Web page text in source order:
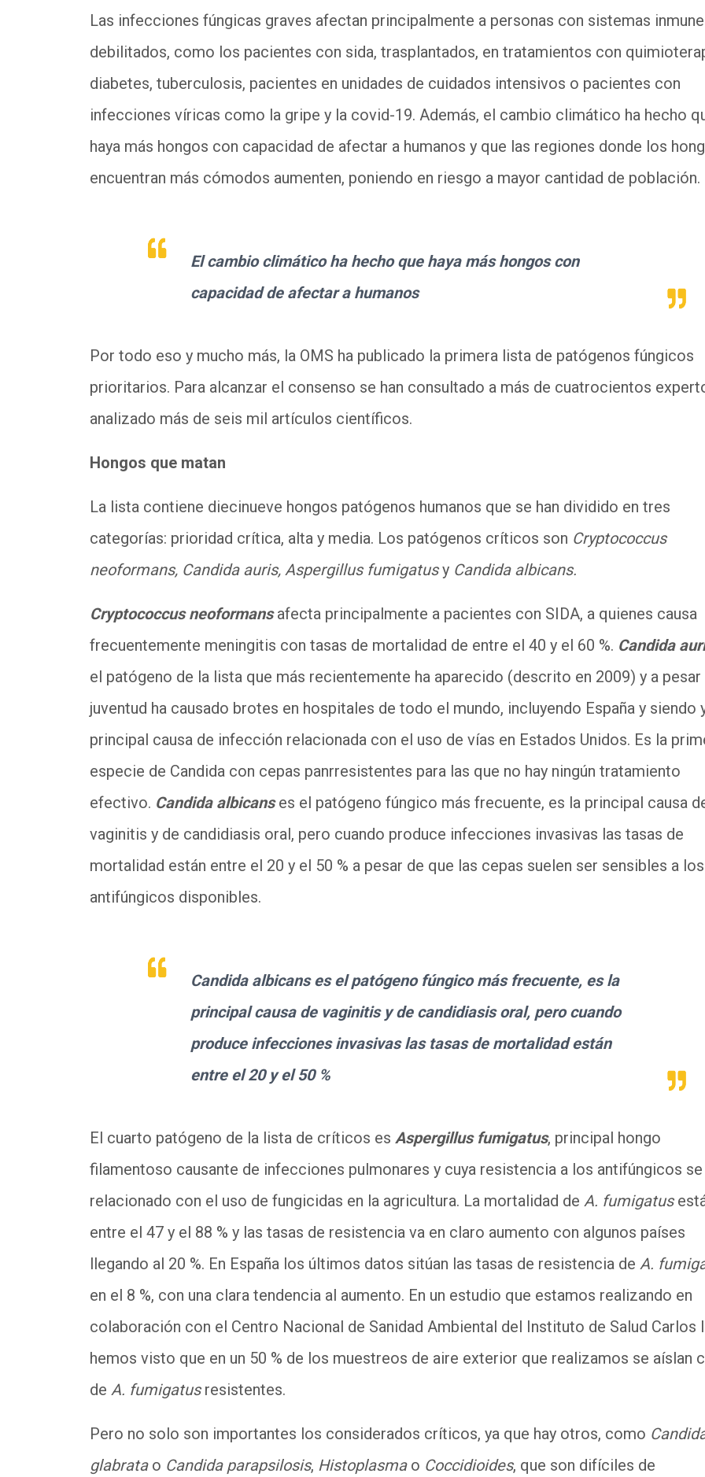
Las infecciones fúngicas graves afectan principalmente a personas con sistemas
debilitados, como los pacientes con sida, trasplantados, en tratamientos con
diabetes, tuberculosis, pacientes en unidades de cuidados intensivos o pacientes con
infecciones víricas como la gripe y la covid-19. Además, el cambio climático ha hecho
haya más hongos con capacidad de afectar a humanos y que las regiones donde los
encuentran más cómodos aumenten, poniendo en riesgo a mayor cantidad de población.
El cambio climático ha hecho que haya más hongos con
capacidad de afectar a humanos
Por todo eso y mucho más, la OMS ha publicado la primera lista de patógenos fúngicos
prioritarios. Para alcanzar el consenso se han consultado a más de cuatrocientos
analizado más de seis mil artículos científicos.
Hongos que matan
La lista contiene diecinueve hongos patógenos humanos que se han dividido en tres
categorías: prioridad crítica, alta y media. Los patógenos críticos son Cryptococcus
neoformans, Candida auris, Aspergillus fumigatusy Candida albicans.
Cryptococcus neoformansafecta principalmente a pacientes con SIDA, a quienes causa
frecuentemente meningitis con tasas de mortalidad de entre el 40 y el 60 %. Candida
el patógeno de la lista que más recientemente ha aparecido (descrito en 2009) y a pesar
juventud ha causado brotes en hospitales de todo el mundo, incluyendo España y siendo
principal causa de infección relacionada con el uso de vías en Estados Unidos. Es la
especie de Candida con cepas panrresistentes para las que no hay ningún tratamiento
efectivo. Candida albicanses el patógeno fúngico más frecuente, es la principal causa
vaginitis y de candidiasis oral, pero cuando produce infecciones invasivas las tasas de
mortalidad están entre el 20 y el 50 % a pesar de que las cepas suelen ser sensibles a los
antifúngicos disponibles.
Candida albicanses el patógeno fúngico más frecuente, es la
principal causa de vaginitis y de candidiasis oral, pero cuando
produce infecciones invasivas las tasas de mortalidad están
entre el 20 y el 50 %
El cuarto patógeno de la lista de críticos es Aspergillus fumigatus, principal hongo
filamentoso causante de infecciones pulmonares y cuya resistencia a los antifúngicos se
relacionado con el uso de fungicidas en la agricultura. La mortalidad de A. fumigatus
entre el 47 y el 88 % y las tasas de resistencia va en claro aumento con algunos países
llegando al 20 %. En España los últimos datos sitúan las tasas de resistencia de A.
en el 8 %, con una clara tendencia al aumento. En un estudio que estamos realizando en
colaboración con el Centro Nacional de Sanidad Ambiental del Instituto de Salud Carlos
hemos visto que en un 50 % de los muestreos de aire exterior que realizamos se aíslan
de A. fumigatusresistentes.
Pero no solo son importantes los considerados críticos, ya que hay otros, como
glabratao Candida parapsilosis, Histoplasmao Coccidioides, que son difíciles de